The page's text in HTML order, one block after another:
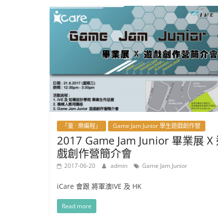
「童 · 樂編程」 Game Jam Junior 學生遊戲創作營
2017 Game Jam Junior 畢業展 X
戲創作營簡介會
2017-06-20 admin Game Jam Junior
iCare 會跟 將軍澳IVE 及 HK
Read more